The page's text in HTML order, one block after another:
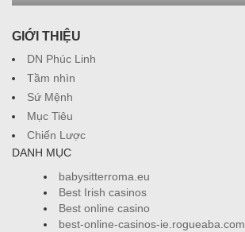
GIỚI THIỆU
DN Phúc Linh
Tầm nhìn
Sứ Mệnh
Mục Tiêu
Chiến Lược
DANH MỤC
babysitterroma.eu
Best Irish casinos
Best online casino
best-online-casinos-ie.rogueaba.com